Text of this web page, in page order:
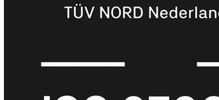
Wi-
Fi
Fi
7